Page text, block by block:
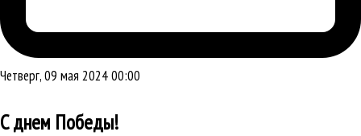
Четверг, 09 мая 2024 00:00
С днем Победы!